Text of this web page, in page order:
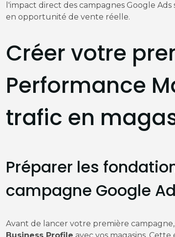
l'impact direct des campagnes Google
en opportunité de vente réelle.
Créer votre
Performance
trafic en
Préparer les
campagne Google
Avant de lancer votre première